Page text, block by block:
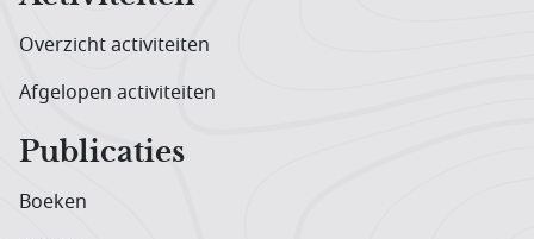
Overzicht activiteiten
Afgelopen activiteiten
Publicaties
Boeken